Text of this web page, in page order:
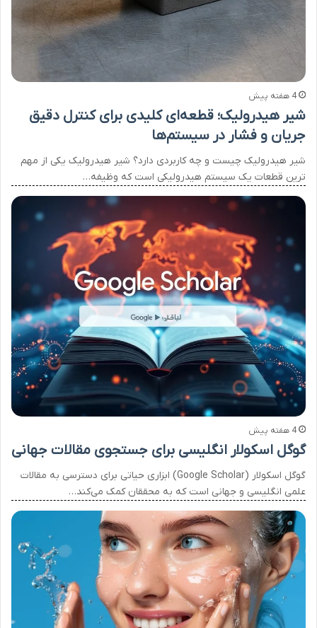
4 هفته پیش
شیر هیدرولیک؛ قطعه‌ای کلیدی برای کنترل دقیق
جریان و فشار در سیستم‌ها
شیر هیدرولیک چیست و چه کاربردی دارد؟ شیر هیدرولیک یکی از مهم
ترین قطعات یک سیستم هیدرولیکی است که وظیفه…
4 هفته پیش
گوگل اسکولار انگلیسی برای جستجوی مقالات جهانی
گوگل اسکولار (Google Scholar) ابزاری حیاتی برای دسترسی به مقالات
علمی انگلیسی و جهانی است که به محققان کمک می‌کند…